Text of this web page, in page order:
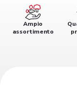
Ampio
assortimento